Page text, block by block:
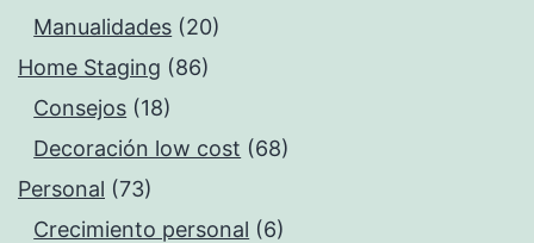
Manualidades (20)
Home Staging (86)
Consejos (18)
Decoración low cost (68)
Personal (73)
Crecimiento personal (6)